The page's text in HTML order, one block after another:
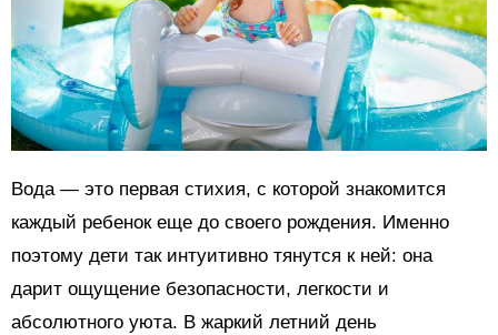
Вода — это первая стихия, с которой знакомится
каждый ребенок еще до своего рождения. Именно
поэтому дети так интуитивно тянутся к ней: она
дарит ощущение безопасности, легкости и
абсолютного уюта. В жаркий летний день